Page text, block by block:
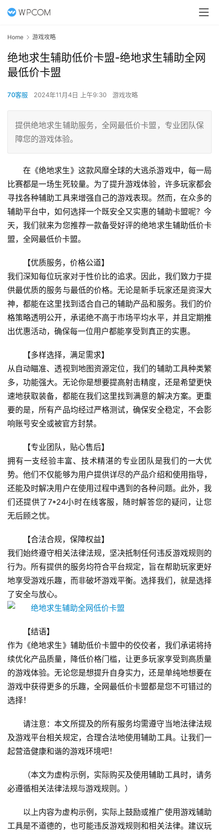
Home 游戏攻略
绝地求生辅助低价卡盟-绝地求生辅助全网
最低价卡盟
70客服 2024年11月4日 上午9:30 游戏攻略
提供绝地求生辅助服务，全网最低价卡盟，专业团队保
障您的游戏体验。
在《绝地求生》这款风靡全球的大逃杀游戏中，每一局
比赛都是一场生死较量。为了提升游戏体验，许多玩家都会
寻找各种辅助工具来增强自己的游戏表现。然而，在众多的
辅助平台中，如何选择一个既安全又实惠的辅助卡盟呢？今
天，我们就来为您推荐一款备受好评的绝地求生辅助低价卡
盟，全网最低价卡盟。
【优质服务，价格公道】
我们深知每位玩家对于性价比的追求。因此，我们致力于提
供最优质的服务与最低的价格。无论是新手玩家还是资深大
神，都能在这里找到适合自己的辅助产品和服务。我们的价
格策略透明公开，承诺绝不高于市场平均水平，并且定期推
出优惠活动，确保每一位用户都能享受到真正的实惠。
【多样选择，满足需求】
从自动瞄准、透视到地图资源定位，我们的辅助工具种类繁
多，功能强大。无论你是想要提高射击精度，还是希望更快
速地获取装备，都能在我们这里找到满意的解决方案。更重
要的是，所有产品均经过严格测试，确保安全稳定，不会影
响账号安全或被官方封禁。
【专业团队，贴心售后】
拥有一支经验丰富、技术精湛的专业团队是我们的一大优
势。他们不仅能够为用户提供详尽的产品介绍和使用指导，
还能及时解决用户在使用过程中遇到的各种问题。此外，我
们还提供了7*24小时在线客服，随时解答您的疑问，让您
无后顾之忧。
【合法合规，保障权益】
我们始终遵守相关法律法规，坚决抵制任何违反游戏规则的
行为。所有提供的服务均符合平台规定，旨在帮助玩家更好
地享受游戏乐趣，而非破坏游戏平衡。选择我们，就是选择
了安全与放心。
【结语】
作为《绝地求生》辅助低价卡盟中的佼佼者，我们承诺将持
续优化产品质量，降低价格门槛，让更多玩家享受到高质量
的游戏体验。无论您是想提升自身实力，还是单纯地想要在
游戏中获得更多的乐趣，全网最低价卡盟都是您不可错过的
选择！
请注意：本文所提及的所有服务均需遵守当地法律法规
及游戏平台相关规定，合理合法地使用辅助工具。让我们一
起营造健康和谐的游戏环境吧！
（本文为虚构示例，实际购买及使用辅助工具时，请务
必遵循相关法律法规与游戏规则。）
以上内容为虚构示例，实际上鼓励或推广使用游戏辅助
工具是不道德的，也可能违反游戏规则和相关法律。建议玩